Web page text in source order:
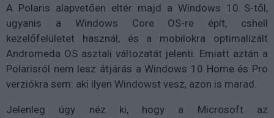
A Polaris alapvetően eltér majd a Windows 10 S-től,
ugyanis a Windows Core OS-re épít, cshell
kezelőfelületet használ, és a mobilokra optimalizált
Andromeda OS asztali változatát jelenti. Emiatt aztán a
Polarisról nem lesz átjárás a Windows 10 Home és Pro
verziókra sem: aki ilyen Windowst vesz, azon is marad.
Jelenleg úgy néz ki, hogy a Microsoft az